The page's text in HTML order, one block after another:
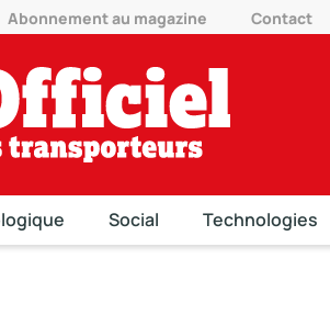
Abonnement au magazine Contact
Social Technologies